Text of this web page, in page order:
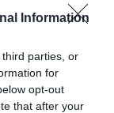
Information
parties, or
for
opt-out
that after your